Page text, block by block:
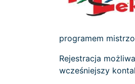
programem
Rejestracja
wcześniejszy